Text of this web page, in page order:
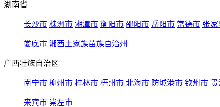
湖南省
长沙市 株洲市 湘潭市 衡阳市 邵阳市 岳阳市 常德市 张家
娄底市 湘西土家族苗族自治州
广西壮族自治区
南宁市 柳州市 桂林市 梧州市 北海市 防城港市 钦州市 贵
来宾市 崇左市